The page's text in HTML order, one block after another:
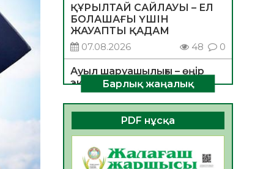
ҚҰРЫЛТАЙ САЙЛАУЫ – ЕЛ
БОЛАШАҒЫ ҮШІН
ЖАУАПТЫ ҚАДАМ
07.08.2026
48 0
Ауыл шаруашылығы – өңір
экономикасының негізгі
тірегі
06.08.2026
55 0
ҚОҒАМДЫҚ БЕЛСЕНДІЛІК –
ЕЛ ДАМУЫНЫҢ НЕГІЗІ
06.08.2026
53
Барлық жаңалық
PDF нұсқа